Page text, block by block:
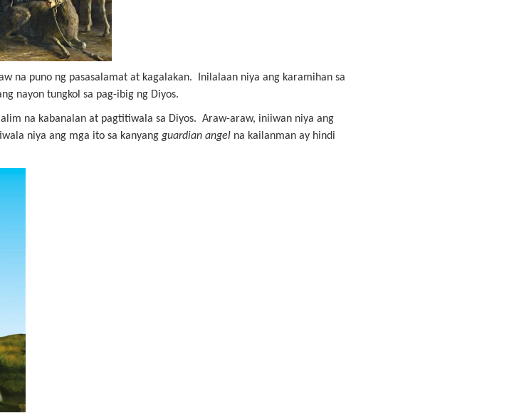
na puno ng pasasalamat at kagalakan. Inilalaan niya ang karamihan sa
nayon tungkol sa pag-ibig ng Diyos.
na kabanalan at pagtitiwala sa Diyos. Araw-araw, iniiwan niya ang
niya ang mga ito sa kanyang guardian angel na kailanman ay hindi